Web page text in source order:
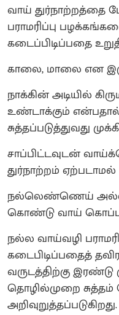
வாய் துர்நாற்றத்தை
பராமரிப்பு
கடைப்பிடிப்பதை
காலை, மாலை என
நாக்கின் அடியில்
உண்டாக்கும்
சுத்தப்படுத்துவது
சாப்பிட்டவுடன்
துர்நாற்றம்
நல்லெண்ணெய்
கொண்டு வாய்
நல்ல வாய்வழி
கடைபிடிப்பதைத்
வருடத்திற்கு இரண்டு
தொழில்முறை சுத்தம்
அறிவுறுத்தப்படுகிறது.